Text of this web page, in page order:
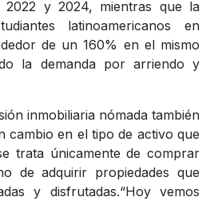
y 2024, mientras que la
latinoamericanos en
de un 160% en el mismo
la demanda por arriendo y
inmobiliaria nómada también
cambio en el tipo de activo que
trata únicamente de comprar
de adquirir propiedades que
y disfrutadas.“Hoy vemos